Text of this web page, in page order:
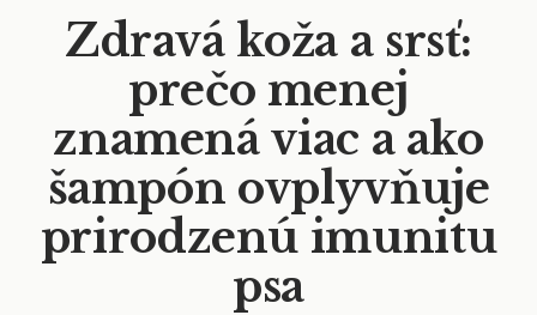
Zdravá koža a srsť:
prečo menej
znamená viac a ako
šampón ovplyvňuje
prirodzenú imunitu
psa